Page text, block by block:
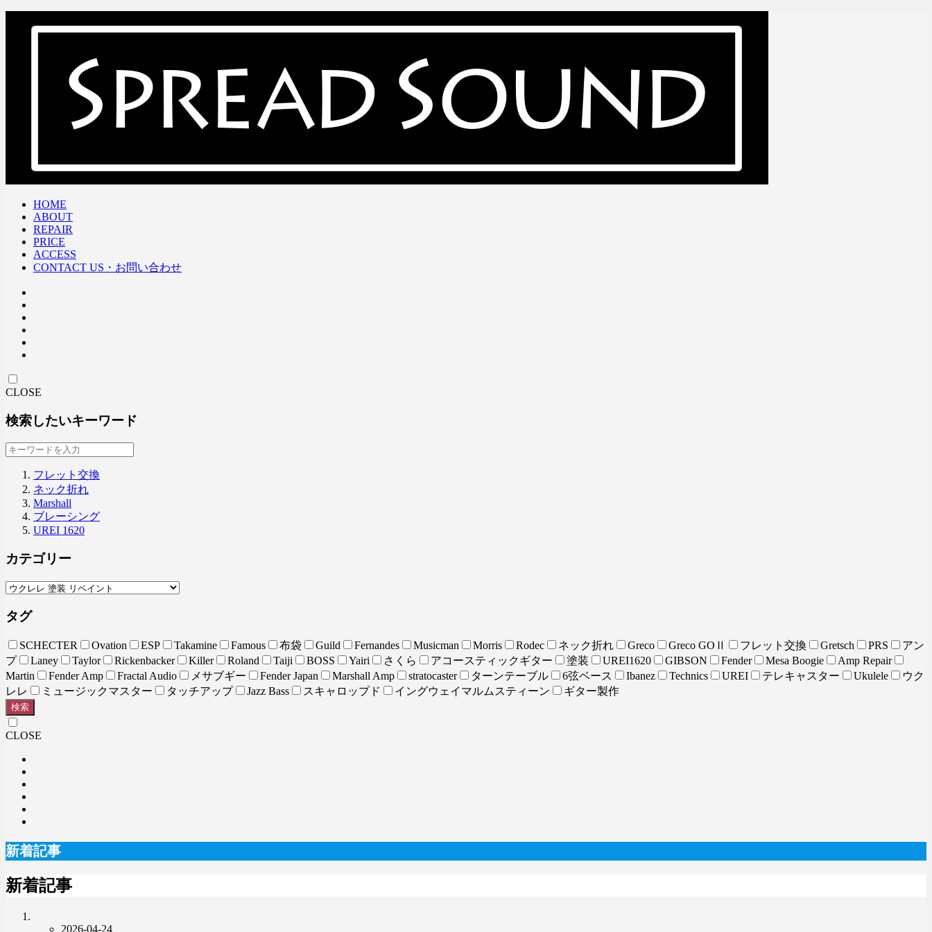
HOME
ABOUT
REPAIR
PRICE
ACCESS
CONTACT US・お問い合わせ
CLOSE
検索したいキーワード
フレット交換
ネック折れ
Marshall
ブレーシング
UREI 1620
カテゴリー
タグ
SCHECTER Ovation ESP Takamine Famous 布袋 Guild Fernandes Musicman Morris Rodec ネック折れ Greco Greco GOⅡ フレット交換 Gretsch PRS
アン
プ
Laney Taylor Rickenbacker Killer Roland Taiji BOSS Yairi さくら アコースティックギター 塗装 UREI1620 GIBSON Fender Mesa Boogie
Amp Repair
Martin
Fender Amp Fractal Audio メサブギー Fender Japan Marshall Amp stratocaster ターンテーブル 6弦ベース Ibanez Technics UREI テレキャスター Ukulele
ウク
レレ
ミュージックマスター タッチアップ Jazz Bass スキャロップド イングウェイマルムスティーン ギター製作
検索
CLOSE
新着記事
新着記事
2026-04-24